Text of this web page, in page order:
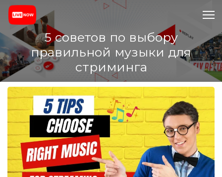
5 советов по выбору
правильной музыки для
стриминга